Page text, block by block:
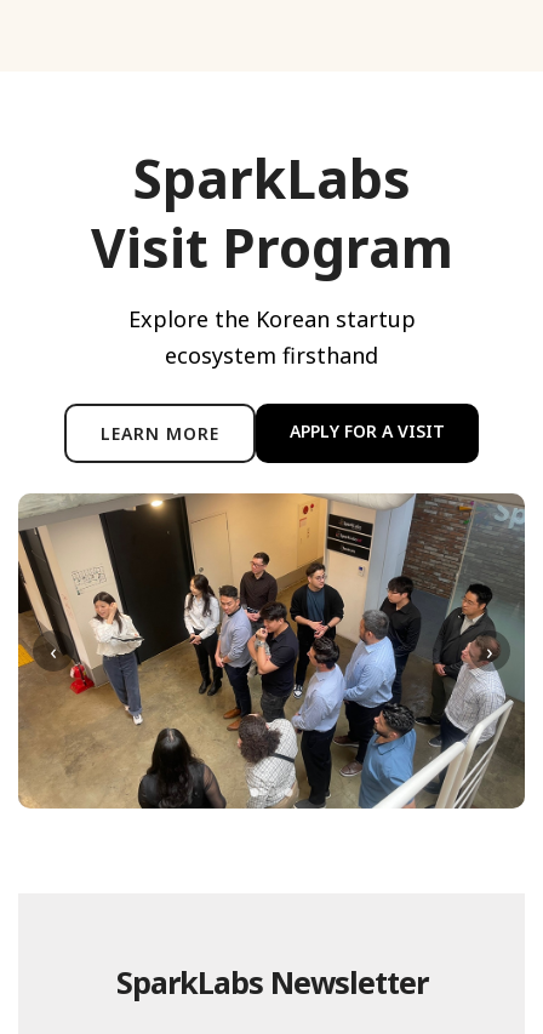
SparkLabs
Visit Program
Explore the Korean startup
ecosystem firsthand
LEARN MORE APPLY FOR A VISIT
‹ ›
SparkLabs Newsletter